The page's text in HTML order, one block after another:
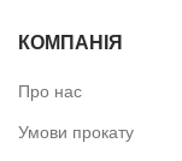
КОМПАНІЯ
Про нас
Умови прокату